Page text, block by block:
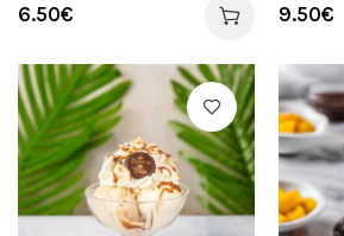
6.50€ 9.50€